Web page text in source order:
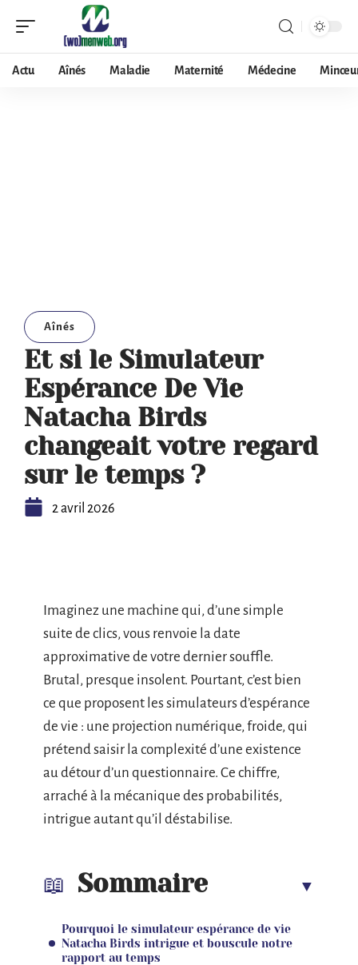
Actu Aînés Maladie Maternité Médecine
Aînés
Et si le Simulateur
Espérance De Vie
Natacha Birds
changeait votre regard
sur le temps ?
2 avril 2026
Imaginez une machine qui, d’une simple
suite de clics, vous renvoie la date
approximative de votre dernier souffle.
Brutal, presque insolent. Pourtant, c’est bien
ce que proposent les simulateurs d’espérance
de vie : une projection numérique, froide, qui
prétend saisir la complexité d’une existence
au détour d’un questionnaire. Ce chiffre,
arraché à la mécanique des probabilités,
intrigue autant qu’il déstabilise.
Sommaire
Pourquoi le simulateur espérance de vie
Natacha Birds intrigue et bouscule notre
rapport au temps